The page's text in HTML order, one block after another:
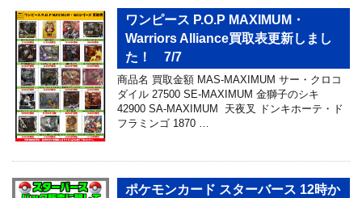
ワンピース P.O.P MAXIMUM・
Warriors Alliance買取表更新しまし
た！ 7/7
商品名 買取金額 MAS-MAXIMUM サー・クロコ
ダイル 27500 SE-MAXIMUM 金獅子のシキ
42900 SA-MAXIMUM 天夜叉 ドンキホーテ・ド
フラミンゴ 1870 …
ポケモンカード スターバース 12時か